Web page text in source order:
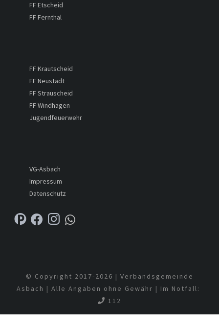
FF Etscheid
FF Fernthal
FF Krautscheid
FF Neustadt
FF Strauscheid
FF Windhagen
Jugendfeuerwehr
VG-Asbach
Impressum
Datenschutz
© Copyright 2017-2026 | Verbandsgemeinde
Asbach | Alle Angaben ohne Gewähr | Im Notfall:
112